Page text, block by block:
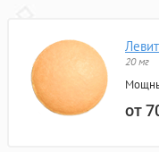
20 мг
от